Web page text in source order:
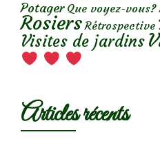
Potager Que voyez-vous?
Rosiers Rétrospective
Visites de jardins
Articles récents